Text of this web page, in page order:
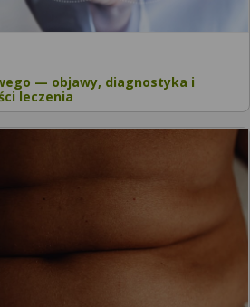
— objawy, diagnostyka i
leczenia